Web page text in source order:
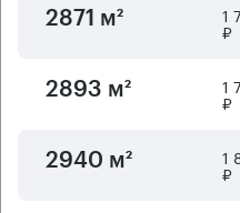
2871 м² 1
₽
2893 м² 1
₽
2940 м² 1
₽